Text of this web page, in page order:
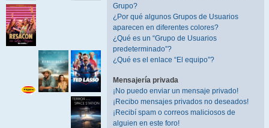
Grupo?
¿Por qué algunos Grupos de Usuarios
aparecen en diferentes colores?
¿Qué es un “Grupo de Usuarios
predeterminado”?
¿Qué es el enlace “El equipo”?
Mensajería privada
¡No puedo enviar un mensaje privado!
¡Recibo mensajes privados no deseados!
¡Recibí spam o correos maliciosos de
alguien en este foro!